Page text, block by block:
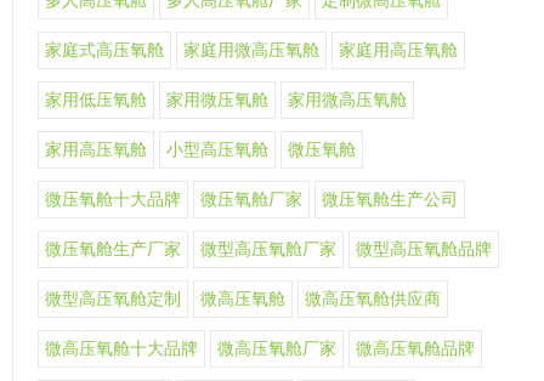
家庭式高压氧舱 家庭用微高压氧舱 家庭用高压氧舱
家用低压氧舱 家用微压氧舱 家用微高压氧舱
家用高压氧舱 小型高压氧舱 微压氧舱
微压氧舱十大品牌 微压氧舱厂家 微压氧舱生产公司
微压氧舱生产厂家 微型高压氧舱厂家 微型高压氧舱品牌
微型高压氧舱定制 微高压氧舱 微高压氧舱供应商
微高压氧舱十大品牌 微高压氧舱厂家 微高压氧舱品牌